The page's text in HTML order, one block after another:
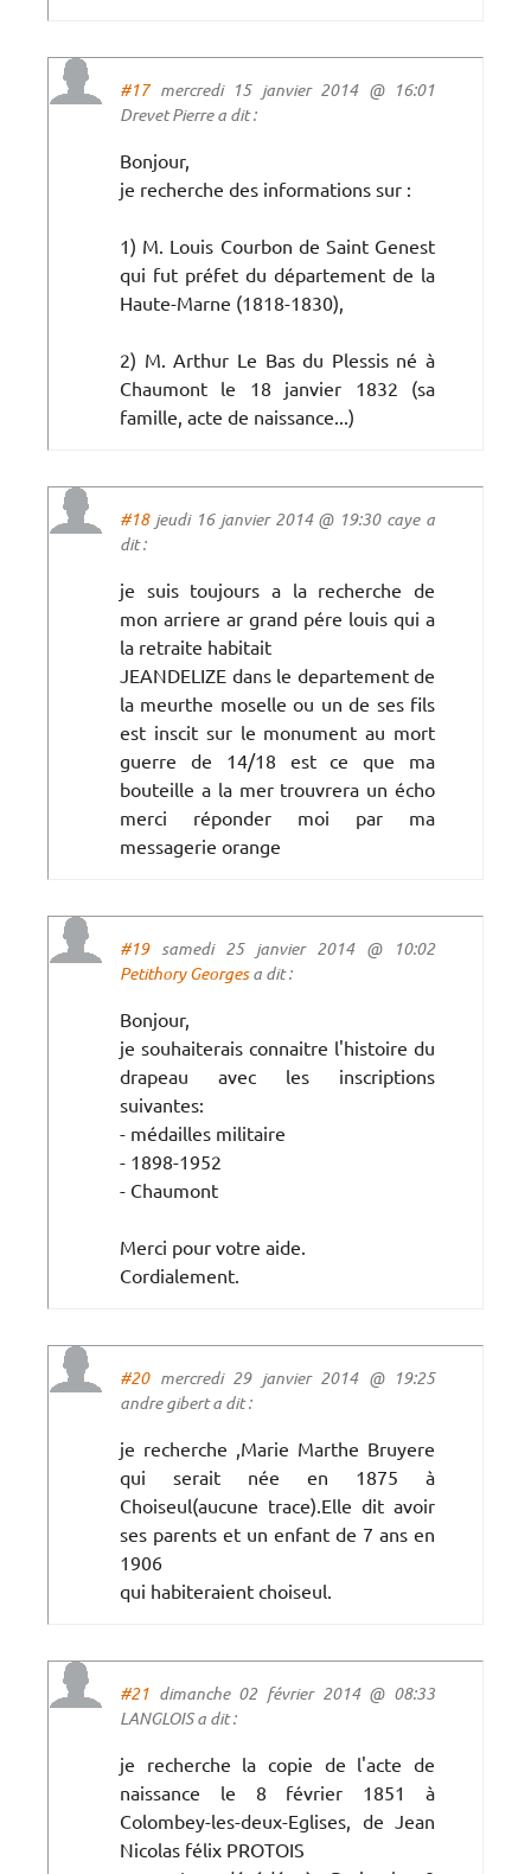
#17mercredi 15 janvier 2014 @ 16:01
Drevet Pierre a dit :
Bonjour,
je recherche des informations sur :
1) M. Louis Courbon de Saint Genest
qui fut préfet du département de la
Haute-Marne (1818-1830),
2) M. Arthur Le Bas du Plessis né à
Chaumont le 18 janvier 1832 (sa
famille, acte de naissance...)
#18jeudi 16 janvier 2014 @ 19:30 caye a
dit :
je suis toujours a la recherche de
mon arriere ar grand pére louis qui a
la retraite habitait
JEANDELIZE dans le departement de
la meurthe moselle ou un de ses fils
est inscit sur le monument au mort
guerre de 14/18 est ce que ma
bouteille a la mer trouvrera un écho
merci réponder moi par ma
messagerie orange
#19samedi 25 janvier 2014 @ 10:02
Petithory Georgesa dit :
Bonjour,
je souhaiterais connaitre l'histoire du
drapeau avec les inscriptions
suivantes:
- médailles militaire
- 1898-1952
- Chaumont
Merci pour votre aide.
Cordialement.
#20mercredi 29 janvier 2014 @ 19:25
andre gibert a dit :
je recherche ,Marie Marthe Bruyere
qui serait née en 1875 à
Choiseul(aucune trace).Elle dit avoir
ses parents et un enfant de 7 ans en
1906
qui habiteraient choiseul.
#21 dimanche 02 février 2014 @ 08:33
LANGLOIS a dit :
je recherche la copie de l'acte de
naissance le 8 février 1851 à
Colombey-les-deux-Eglises, de Jean
Nicolas félix PROTOIS